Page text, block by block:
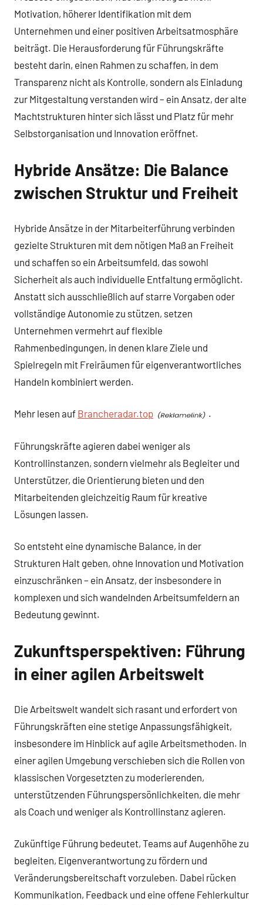
Motivation, höherer Identifikation mit dem
Unternehmen und einer positiven Arbeitsatmosphäre
beiträgt. Die Herausforderung für Führungskräfte
besteht darin, einen Rahmen zu schaffen, in dem
Transparenz nicht als Kontrolle, sondern als Einladung
zur Mitgestaltung verstanden wird – ein Ansatz, der alte
Machtstrukturen hinter sich lässt und Platz für mehr
Selbstorganisation und Innovation eröffnet.
Hybride Ansätze: Die Balance
zwischen Struktur und Freiheit
Hybride Ansätze in der Mitarbeiterführung verbinden
gezielte Strukturen mit dem nötigen Maß an Freiheit
und schaffen so ein Arbeitsumfeld, das sowohl
Sicherheit als auch individuelle Entfaltung ermöglicht.
Anstatt sich ausschließlich auf starre Vorgaben oder
vollständige Autonomie zu stützen, setzen
Unternehmen vermehrt auf flexible
Rahmenbedingungen, in denen klare Ziele und
Spielregeln mit Freiräumen für eigenverantwortliches
Handeln kombiniert werden.
Mehr lesen auf Brancheradar.top .
Führungskräfte agieren dabei weniger als
Kontrollinstanzen, sondern vielmehr als Begleiter und
Unterstützer, die Orientierung bieten und den
Mitarbeitenden gleichzeitig Raum für kreative
Lösungen lassen.
So entsteht eine dynamische Balance, in der
Strukturen Halt geben, ohne Innovation und Motivation
einzuschränken – ein Ansatz, der insbesondere in
komplexen und sich wandelnden Arbeitsumfeldern an
Bedeutung gewinnt.
Zukunftsperspektiven: Führung
in einer agilen Arbeitswelt
Die Arbeitswelt wandelt sich rasant und erfordert von
Führungskräften eine stetige Anpassungsfähigkeit,
insbesondere im Hinblick auf agile Arbeitsmethoden. In
einer agilen Umgebung verschieben sich die Rollen von
klassischen Vorgesetzten zu moderierenden,
unterstützenden Führungspersönlichkeiten, die mehr
als Coach und weniger als Kontrollinstanz agieren.
Zukünftige Führung bedeutet, Teams auf Augenhöhe zu
begleiten, Eigenverantwortung zu fördern und
Veränderungsbereitschaft vorzuleben. Dabei rücken
Kommunikation, Feedback und eine offene Fehlerkultur